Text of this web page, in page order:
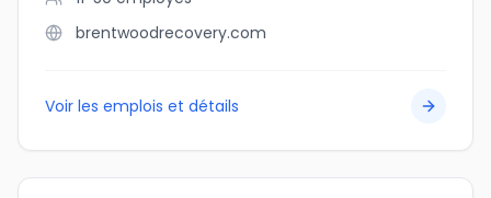
brentwoodrecovery.com
Voir les emplois et détails